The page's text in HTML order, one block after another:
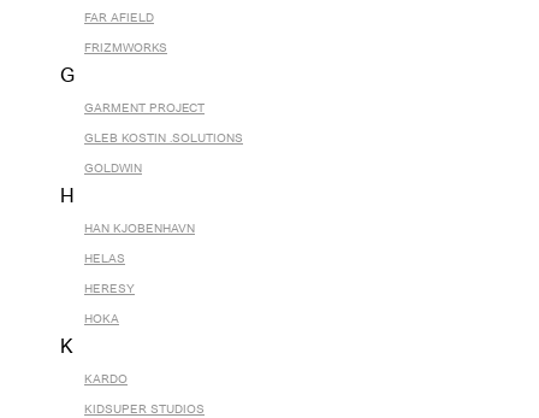
FAR AFIELD
FRIZMWORKS
G
GARMENT PROJECT
GLEB KOSTIN .SOLUTIONS
GOLDWIN
H
HAN KJOBENHAVN
HELAS
HERESY
HOKA
K
KARDO
KIDSUPER STUDIOS